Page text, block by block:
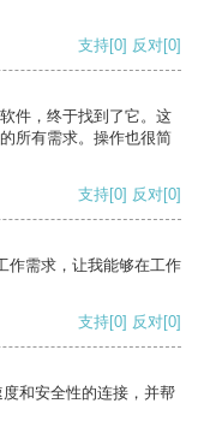
支持[0] 反对[0]
件，终于找到了它。这
所有需求。操作也很简
支持[0] 反对[0]
作需求，让我能够在工作
支持[0] 反对[0]
和安全性的连接，并帮